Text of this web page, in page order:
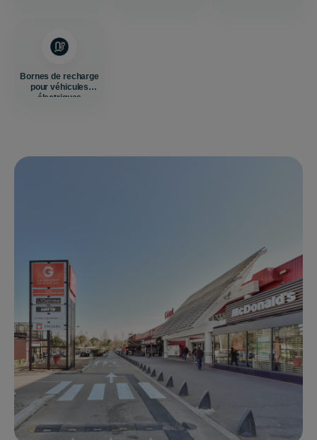
Bornes de recharge
pour véhicules
électriques